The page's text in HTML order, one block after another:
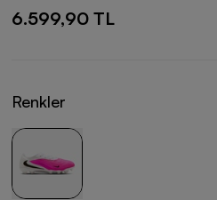
6.599,90 TL
Renkler